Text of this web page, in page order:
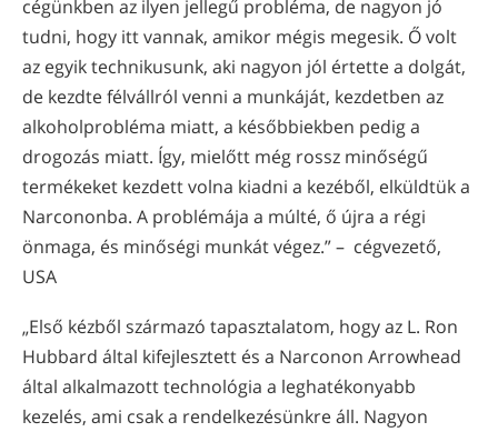
cégünkben az ilyen jellegű probléma, de nagyon jó
tudni, hogy itt vannak, amikor mégis megesik. Ő volt
az egyik technikusunk, aki nagyon jól értette a dolgát,
de kezdte félvállról venni a munkáját, kezdetben az
alkoholprobléma miatt, a későbbiekben pedig a
drogozás miatt. Így, mielőtt még rossz minőségű
termékeket kezdett volna kiadni a kezéből, elküldtük a
Narcononba. A problémája a múlté, ő újra a régi
önmaga, és minőségi munkát végez.” – cégvezető,
USA
„Első kézből származó tapasztalatom, hogy az L. Ron
Hubbard által kifejlesztett és a Narconon Arrowhead
által alkalmazott technológia a leghatékonyabb
kezelés, ami csak a rendelkezésünkre áll. Nagyon